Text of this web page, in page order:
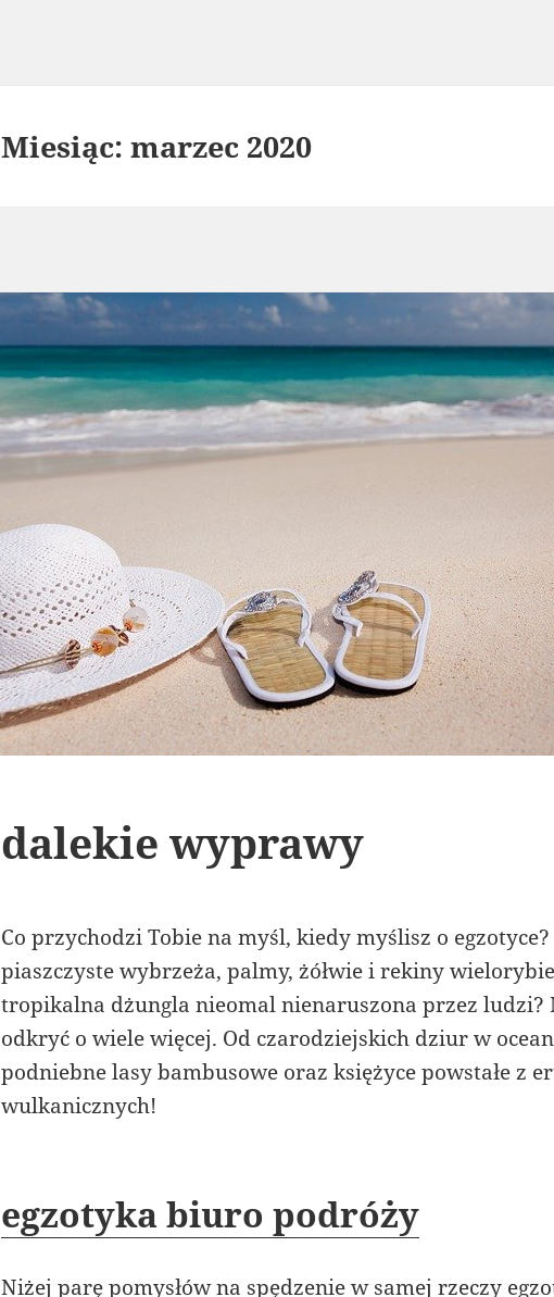
Miesiąc:marzec 2020
dalekie wyprawy
Co przychodzi Tobie na myśl, kiedy myślisz o egzotyce?
piaszczyste wybrzeża, palmy, żółwie i rekiny
tropikalna dżungla nieomal nienaruszona przez ludzi?
odkryć o wiele więcej. Od czarodziejskich dziur w
podniebne lasy bambusowe oraz księżyce powstałe z
wulkanicznych!
egzotyka biuro podróży
Niżej parę pomysłów na spędzenie w samej rzeczy